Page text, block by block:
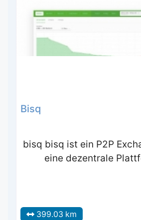
Bisq
bisq bisq ist ein P2P
eine dezentrale
399.03 km